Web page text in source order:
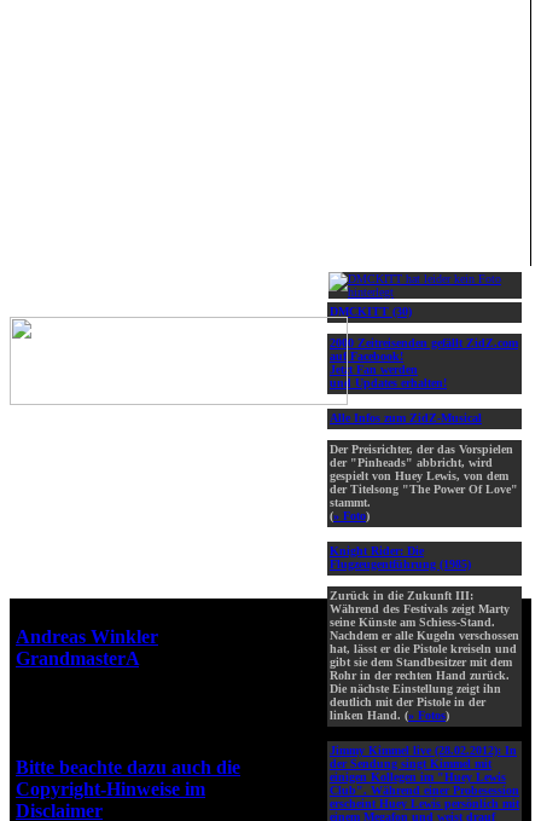
DMCKITT (30)
2000 Zeitreisenden gefällt ZidZ.com
auf Facebook!
Jetzt Fan werden
und Updates erhalten!
Alle Infos zum ZidZ-Musical
Der Preisrichter, der das Vorspielen
der "Pinheads" abbricht, wird
gespielt von Huey Lewis, von dem
der Titelsong "The Power Of Love"
stammt.
(» Foto)
Knight Rider: Die
Flugzeugentführung (1985)
Zurück in die Zukunft III:
Während des Festivals zeigt Marty
seine Künste am Schiess-Stand.
Nachdem er alle Kugeln verschossen
hat, lässt er die Pistole kreiseln und
gibt sie dem Standbesitzer mit dem
Rohr in der rechten Hand zurück.
Die nächste Einstellung zeigt ihn
deutlich mit der Pistole in der
linken Hand. (» Fotos)
Jimmy Kimmel live (28.02.2012): In
der Sendung singt Kimmel mit
einigen Kollegen im "Huey Lewis
Club". Während einer Probesession
erscheint Huey Lewis persönlich mit
einem Megafon und weist drauf
Andreas Winkler
GrandmasterA
Bitte beachte dazu auch die
Copyright-Hinweise im
Disclaimer